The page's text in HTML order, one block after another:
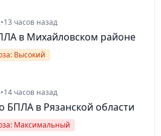
•13 часов назад
в Михайловском районе
Высокий
•14 часов назад
БПЛА в Рязанской области
Максимальный